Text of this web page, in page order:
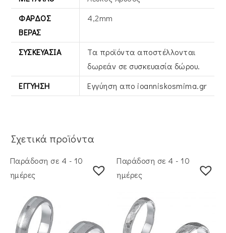
ΦΆΡΔΟΣ
ΒΕΡΑΣ
4,2mm
ΣΥΣΚΕΥΑΣΊΑ
Τα προϊόντα αποστέλλονται
δωρεάν σε συσκευασία δώρου.
ΕΓΓΎΗΣΗ
Εγγύηση απο ioanniskosmima.gr
Σχετικά προϊόντα
Παράδοση σε 4 - 10
ημέρες
Παράδοση σε 4 - 10
ημέρες